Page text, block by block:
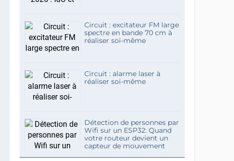
Circuit : excitateur FM large
spectre en bande 70 cm à
réaliser soi-même
Circuit : alarme laser à
réaliser soi-même
Détection de personnes par
Wifi sur un ESP32: Quand
votre routeur devient un
capteur de mouvement